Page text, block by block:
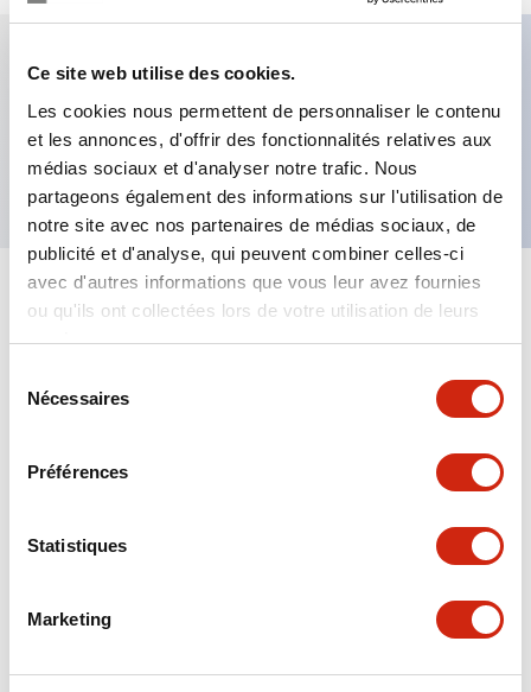
Ce site web utilise des cookies.
Les cookies nous permettent de personnaliser le contenu
et les annonces, d'offrir des fonctionnalités relatives aux
médias sociaux et d'analyser notre trafic. Nous
partageons également des informations sur l'utilisation de
notre site avec nos partenaires de médias sociaux, de
publicité et d'analyse, qui peuvent combiner celles-ci
avec d'autres informations que vous leur avez fournies
ou qu'ils ont collectées lors de votre utilisation de leurs
services.
Nécessaires
Préférences
Statistiques
Marketing
Caractéristiques clés
Capuchon de borne, matériau PBT
Spécifications Tout développer
XA XW & XN Series Sales Brochure